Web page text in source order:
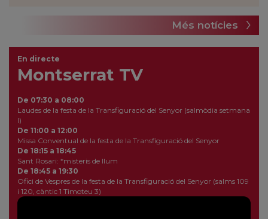
Més notícies
En directe
Montserrat TV
De 07:30 a 08:00
Laudes de la festa de la Transfiguració del Senyor (salmòdia setmana
I)
De 11:00 a 12:00
Missa Conventual de la festa de la Transfiguració del Senyor
De 18:15 a 18:45
Sant Rosari: *misteris de llum
De 18:45 a 19:30
Ofici de Vespres de la festa de la Transfiguració del Senyor (salms 109
i 120, càntic 1 Timoteu 3)